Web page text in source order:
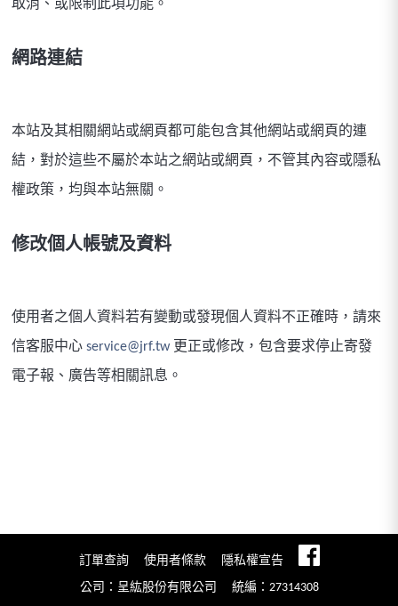
取消、或限制此項功能。
網路連結
本站及其相關網站或網頁都可能包含其他網站或網頁的連
結，對於這些不屬於本站之網站或網頁，不管其內容或隱私
權政策，均與本站無關。
修改個人帳號及資料
使用者之個人資料若有變動或發現個人資料不正確時，請來
信客服中心service@jrf.tw更正或修改，包含要求停止寄發
電子報、廣告等相關訊息。
訂單查詢 使用者條款
隱私權宣告
公司：呈紘股份有限公司
統編：27314308